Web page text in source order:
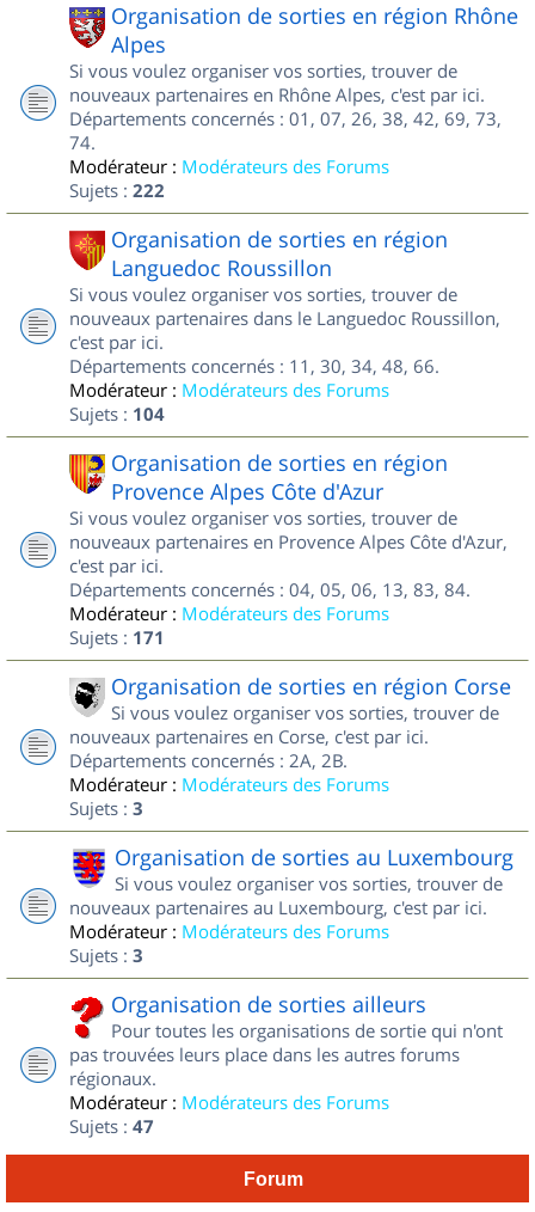
Organisation de sorties en région Rhône
Alpes
Si vous voulez organiser vos sorties, trouver de
nouveaux partenaires en Rhône Alpes, c'est par ici.
Départements concernés : 01, 07, 26, 38, 42, 69, 73,
74.
Modérateur : Modérateurs des Forums
Sujets : 222
Organisation de sorties en région
Languedoc Roussillon
Si vous voulez organiser vos sorties, trouver de
nouveaux partenaires dans le Languedoc Roussillon,
c'est par ici.
Départements concernés : 11, 30, 34, 48, 66.
Modérateur : Modérateurs des Forums
Sujets : 104
Organisation de sorties en région
Provence Alpes Côte d'Azur
Si vous voulez organiser vos sorties, trouver de
nouveaux partenaires en Provence Alpes Côte d'Azur,
c'est par ici.
Départements concernés : 04, 05, 06, 13, 83, 84.
Modérateur : Modérateurs des Forums
Sujets : 171
Organisation de sorties en région Corse
Si vous voulez organiser vos sorties, trouver de
nouveaux partenaires en Corse, c'est par ici.
Départements concernés : 2A, 2B.
Modérateur : Modérateurs des Forums
Sujets : 3
Organisation de sorties au Luxembourg
Si vous voulez organiser vos sorties, trouver de
nouveaux partenaires au Luxembourg, c'est par ici.
Modérateur : Modérateurs des Forums
Sujets : 3
Organisation de sorties ailleurs
Pour toutes les organisations de sortie qui n'ont
pas trouvées leurs place dans les autres forums
régionaux.
Modérateur : Modérateurs des Forums
Sujets : 47
Forum